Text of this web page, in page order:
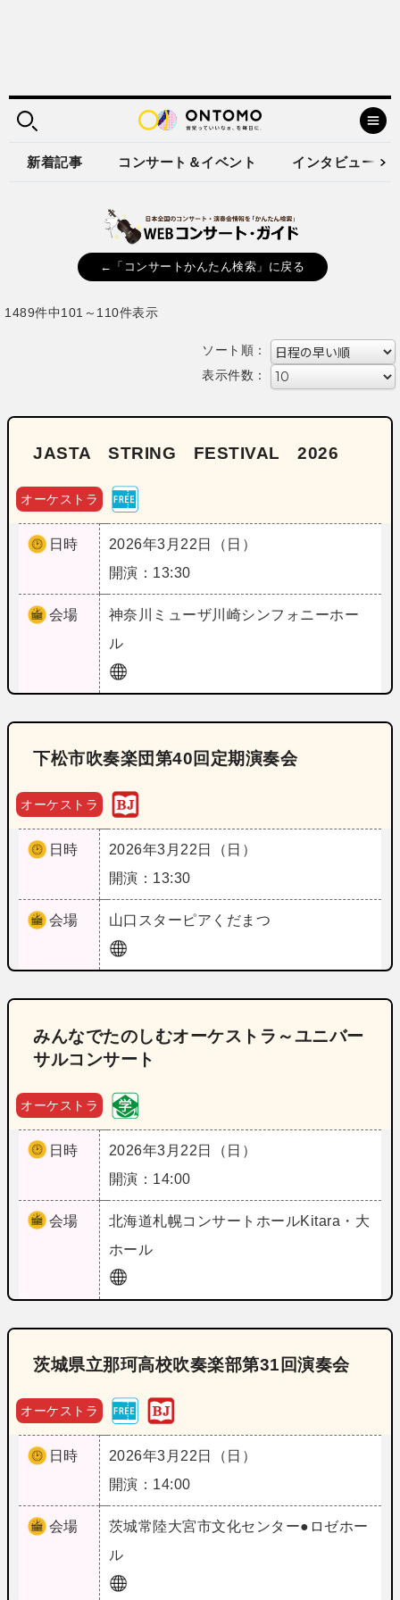
新着記事 コンサート＆イベント インタビュー
←「コンサートかんたん検索」に戻る
1489件中101～110件表示
ソート順：
表示件数：
JASTA STRING FESTIVAL 2026
オーケストラ
日時
2026年3月22日（日）
開演：13:30
会場 神奈川
ミューザ川崎シンフォニーホー
ル
下松市吹奏楽団第40回定期演奏会
オーケストラ
日時
2026年3月22日（日）
開演：13:30
会場 山口 スターピアくだまつ
みんなでたのしむオーケストラ～ユニバー
サルコンサート
オーケストラ
日時
2026年3月22日（日）
開演：14:00
会場 北海道札幌コンサートホールKitara・大
ホール
茨城県立那珂高校吹奏楽部第31回演奏会
オーケストラ
日時
2026年3月22日（日）
開演：14:00
会場 茨城常陸大宮市文化センター●ロゼホー
ル